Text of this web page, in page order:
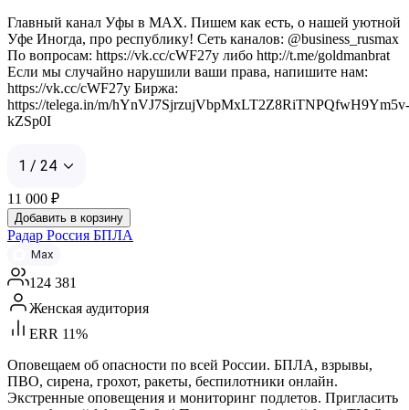
Главный канал Уфы в MAX. Пишем как есть, о нашей уютной
Уфе Иногда, про республику! Сеть каналов: @business_rusmax
По вопросам: https://vk.cc/cWF27y либо http://t.me/goldmanbrat
Если мы случайно нарушили ваши права, напишите нам:
https://vk.cc/cWF27y Биржа:
https://telega.in/m/hYnVJ7SjrzujVbpMxLT2Z8RiTNPQfwH9Ym5v-
kZSp0I
1 / 24
11 000 ₽
Добавить в корзину
Радар Россия БПЛА
Max
124 381
Женская аудитория
ERR 11%
Оповещаем об опасности по всей России. БПЛА, взрывы,
ПВО, сирена, грохот, ракеты, беспилотники онлайн.
Экстренные оповещения и мониторинг подлетов. Пригласить